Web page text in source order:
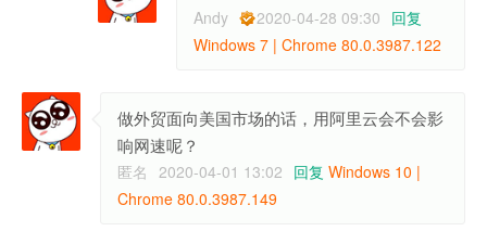
Andy 2020-04-28 09:30 回复
Windows 7 | Chrome 80.0.3987.122
做外贸面向美国市场的话，用阿里云会不会影
响网速呢？
匿名 2020-04-01 13:02 回复 Windows 10 |
Chrome 80.0.3987.149